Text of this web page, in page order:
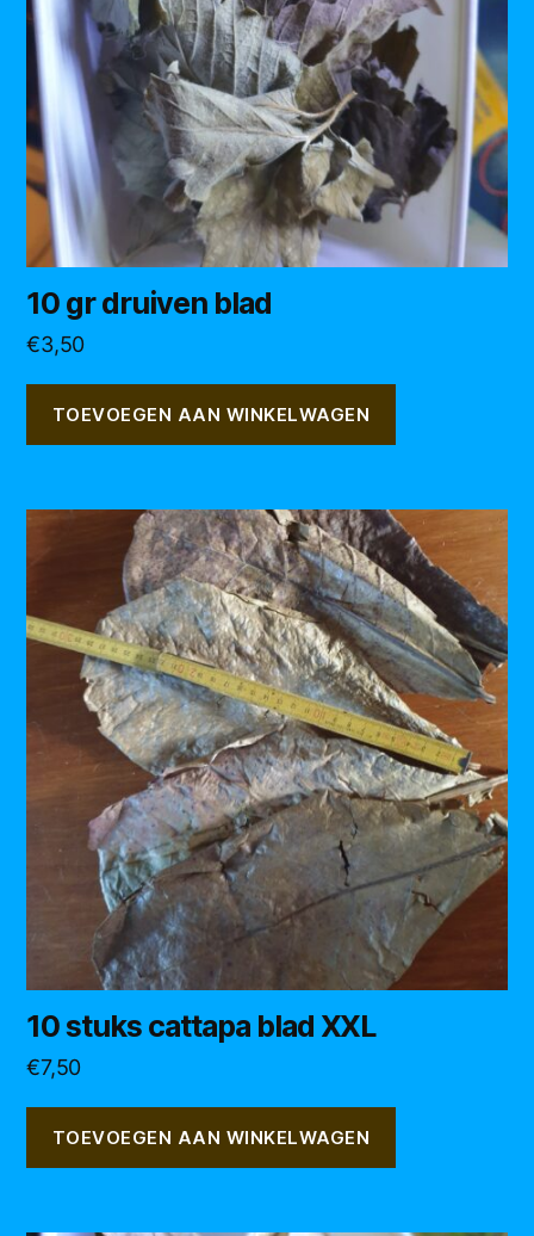
10 gr druiven blad
€3,50
TOEVOEGEN AAN WINKELWAGEN
10 stuks cattapa blad XXL
€7,50
TOEVOEGEN AAN WINKELWAGEN